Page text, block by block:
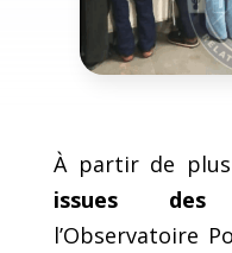
À partir de
issues des
l’Observatoire